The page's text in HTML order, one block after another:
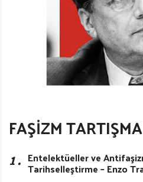
FAŞIZM
1․ Entelektüeller ve
Tarihselleştirme – Enzo